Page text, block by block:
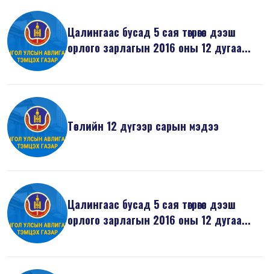
Цалингаас бусад 5 сая төгрөгөөс дээш
орлого зарлагын 2016 оны 12 дугаа...
Төслийн 12 дүгээр сарын мэдээ
Цалингаас бусад 5 сая төгрөгөөс дээш
орлого зарлагын 2016 оны 12 дугаа...